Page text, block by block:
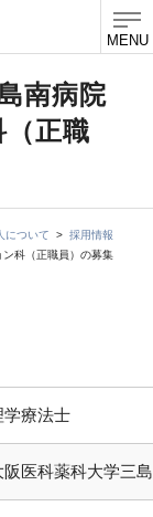
MENU
南病院
正職
について
採用情報
ン科（正職員）の募集
学療法士
阪医科薬科大学三